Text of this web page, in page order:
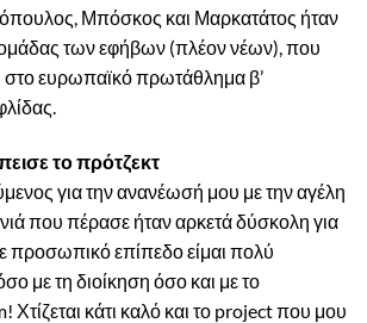
Μπόσκος και Μαρκατάτος ήταν
ομάδας των εφήβων (πλέον νέων), που
στο ευρωπαϊκό πρωτάθλημα β’
το πρότζεκτ
για την ανανέωσή μου με την αγέλη
που πέρασε ήταν αρκετά δύσκολη για
προσωπικό επίπεδο είμαι πολύ
με τη διοίκηση όσο και με το
κάτι καλό και το project που μου